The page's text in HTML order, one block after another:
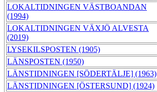
LOKALTIDNINGEN VÄSTBOANDAN
(1994)
LOKALTIDNINGEN VÄXJÖ ALVESTA
(2019)
LYSEKILSPOSTEN (1905)
LÄNSPOSTEN (1950)
LÄNSTIDNINGEN [SÖDERTÄLJE] (1963)
LÄNSTIDNINGEN [ÖSTERSUND] (1924)